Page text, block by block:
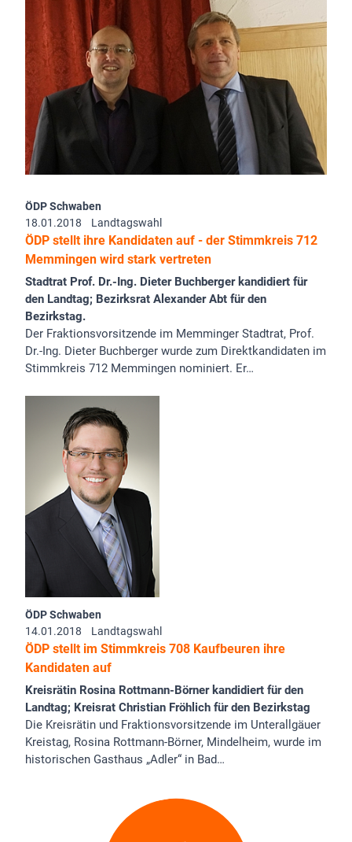
ÖDP Schwaben
18.01.2018
Landtagswahl
ÖDP stellt ihre Kandidaten auf - der Stimmkreis 712
Memmingen wird stark vertreten
Stadtrat Prof. Dr.-Ing. Dieter Buchberger kandidiert für
den Landtag; Bezirksrat Alexander Abt für den
Bezirkstag.
Der Fraktionsvorsitzende im Memminger Stadtrat, Prof.
Dr.-Ing. Dieter Buchberger wurde zum Direktkandidaten im
Stimmkreis 712 Memmingen nominiert. Er…
ÖDP Schwaben
14.01.2018
Landtagswahl
ÖDP stellt im Stimmkreis 708 Kaufbeuren ihre
Kandidaten auf
Kreisrätin Rosina Rottmann-Börner kandidiert für den
Landtag; Kreisrat Christian Fröhlich für den Bezirkstag
Die Kreisrätin und Fraktionsvorsitzende im Unterallgäuer
Kreistag, Rosina Rottmann-Börner, Mindelheim, wurde im
historischen Gasthaus „Adler“ in Bad…